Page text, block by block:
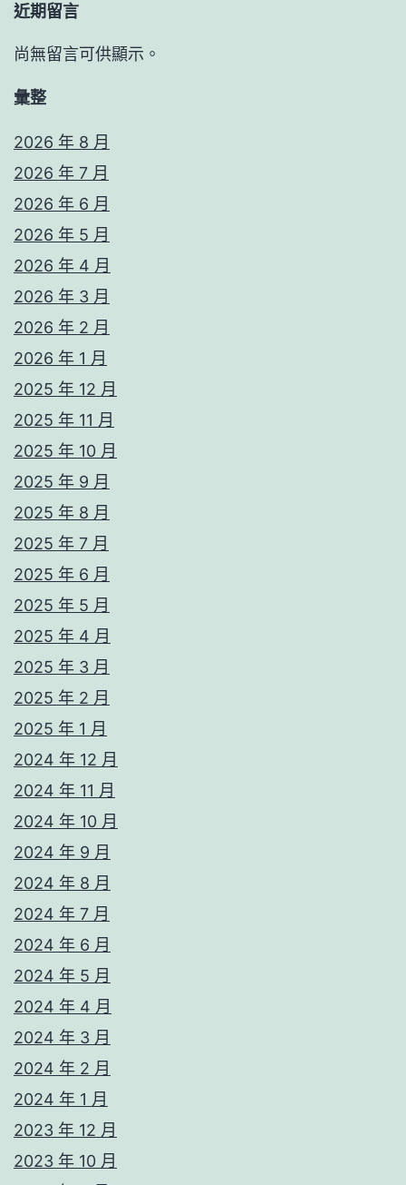
近期留言
尚無留言可供顯示。
彙整
2026 年 8 月
2026 年 7 月
2026 年 6 月
2026 年 5 月
2026 年 4 月
2026 年 3 月
2026 年 2 月
2026 年 1 月
2025 年 12 月
2025 年 11 月
2025 年 10 月
2025 年 9 月
2025 年 8 月
2025 年 7 月
2025 年 6 月
2025 年 5 月
2025 年 4 月
2025 年 3 月
2025 年 2 月
2025 年 1 月
2024 年 12 月
2024 年 11 月
2024 年 10 月
2024 年 9 月
2024 年 8 月
2024 年 7 月
2024 年 6 月
2024 年 5 月
2024 年 4 月
2024 年 3 月
2024 年 2 月
2024 年 1 月
2023 年 12 月
2023 年 10 月